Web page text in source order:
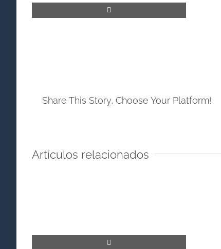
Share This Story, Choose Your Platform!
Artículos relacionados